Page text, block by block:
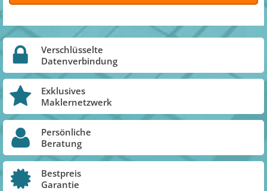
Verschlüsselte
Datenverbindung
Exklusives
Maklernetzwerk
Persönliche
Beratung
Bestpreis
Garantie